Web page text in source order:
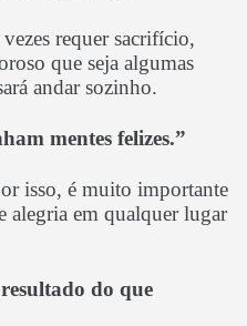
requer sacrifício,
que seja algumas
andar sozinho.
mentes felizes.”
isso, é muito importante
alegria em qualquer lugar
do que